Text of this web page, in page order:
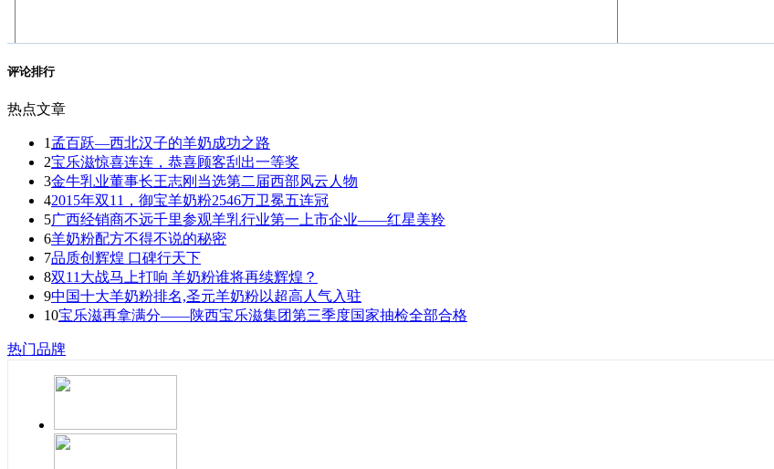
评论排行
热点文章
1 孟百跃—西北汉子的羊奶成功之路
2宝乐滋惊喜连连，恭喜顾客刮出一等奖
3金牛乳业董事长王志刚当选第二届西部风云人物
42015年双11，御宝羊奶粉2546万卫冕五连冠
5广西经销商不远千里参观羊乳行业第一上市企业——红星美羚
6羊奶粉配方不得不说的秘密
7品质创辉煌 口碑行天下
8双11大战马上打响 羊奶粉谁将再续辉煌？
9中国十大羊奶粉排名,圣元羊奶粉以超高人气入驻
10宝乐滋再拿满分——陕西宝乐滋集团第三季度国家抽检全部合格
热门品牌